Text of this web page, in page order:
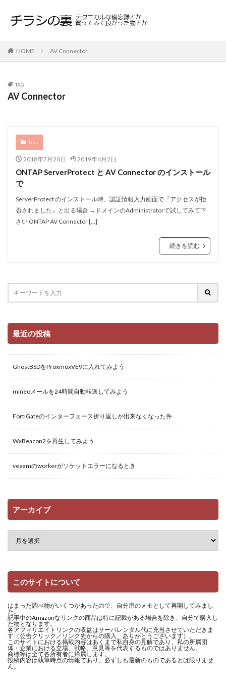
HOME AV Connector
TAG
AV Connector
Tips
2018年7月20日 2019年4月2日
ONTAP ServerProtect と AV Connector のインストール
で
ServerProtect のインストール時、認証情報入力画面で『アクセスが拒
否されました』と出る場合 →ドメインのAdministratorで試してみて下
さい ONTAP AV Connector […]
続きを読む
最近の投稿
GhostBSDをProxmoxVE9に入れてみよう
mineoメールを24時間自動転送してみよう
FortiGateのインターフェース折り返しが出来なくなった件
WxBeacon2を再生してみよう
veeamのworkerがソケットエラーになるとき
アーカイブ
このサイトについて
はまった調べ物がいくつかあったので、自分用のメモとして再開してみまし
た。
記事中のAmazonなリンクの商品は特に記載がある場合を除き、自分で購入し
た物となります。
各アフィリエイトリンクの収益はサーバレンタル代に充当させていただきま
す（公告クリック／リンク先からの購入、ありがとうございます）。
このサイトにおける掲載内容はあくまで私自身の見解であり、私の所属団
体・企業における立場、戦略、意見等を代表するものではありません。
商標等は全て各所有者に帰属します。
投稿内容は執筆時点の情報であり、必ずしも最新のものであるとは限りませ
ん。